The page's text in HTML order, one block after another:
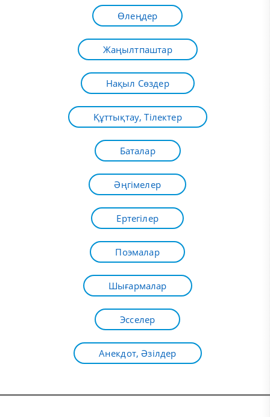
Өлеңдер
Жаңылтпаштар
Нақыл Сөздер
Құттықтау, Тілектер
Баталар
Әңгімелер
Ертегілер
Поэмалар
Шығармалар
Эсселер
Анекдот, Әзілдер